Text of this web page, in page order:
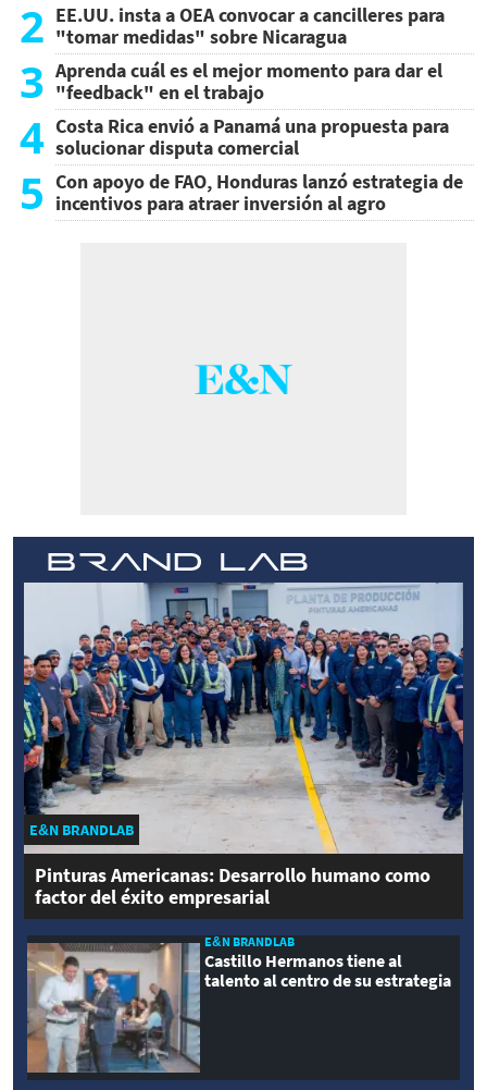
2 EE.UU. insta a OEA convocar a cancilleres para
"tomar medidas" sobre Nicaragua
3 Aprenda cuál es el mejor momento para dar el
"feedback" en el trabajo
4 Costa Rica envió a Panamá una propuesta para
solucionar disputa comercial
5 Con apoyo de FAO, Honduras lanzó estrategia de
incentivos para atraer inversión al agro
E&N BRANDLAB
Pinturas Americanas: Desarrollo humano como
factor del éxito empresarial
E&N BRANDLAB
Castillo Hermanos tiene al
talento al centro de su estrategia